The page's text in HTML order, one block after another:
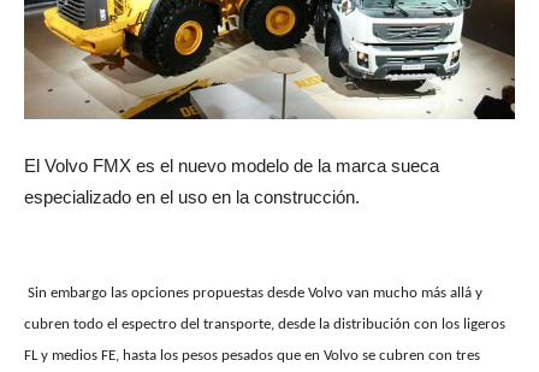
El Volvo FMX es el nuevo modelo de la marca sueca
especializado en el uso en la construcción.
Sin embargo las opciones propuestas desde Volvo van mucho más allá y
cubren todo el espectro del transporte, desde la distribución con los ligeros
FL y medios FE, hasta los pesos pesados que en Volvo se cubren con tres